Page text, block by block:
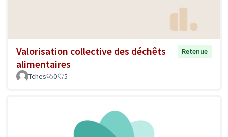
Valorisation collective des déchêts
alimentaires
Retenue
Tches 0 5